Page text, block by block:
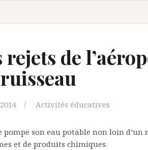
rejets de
Activités éducatives
pompe son eau potable non loin
et de produits chimiques.